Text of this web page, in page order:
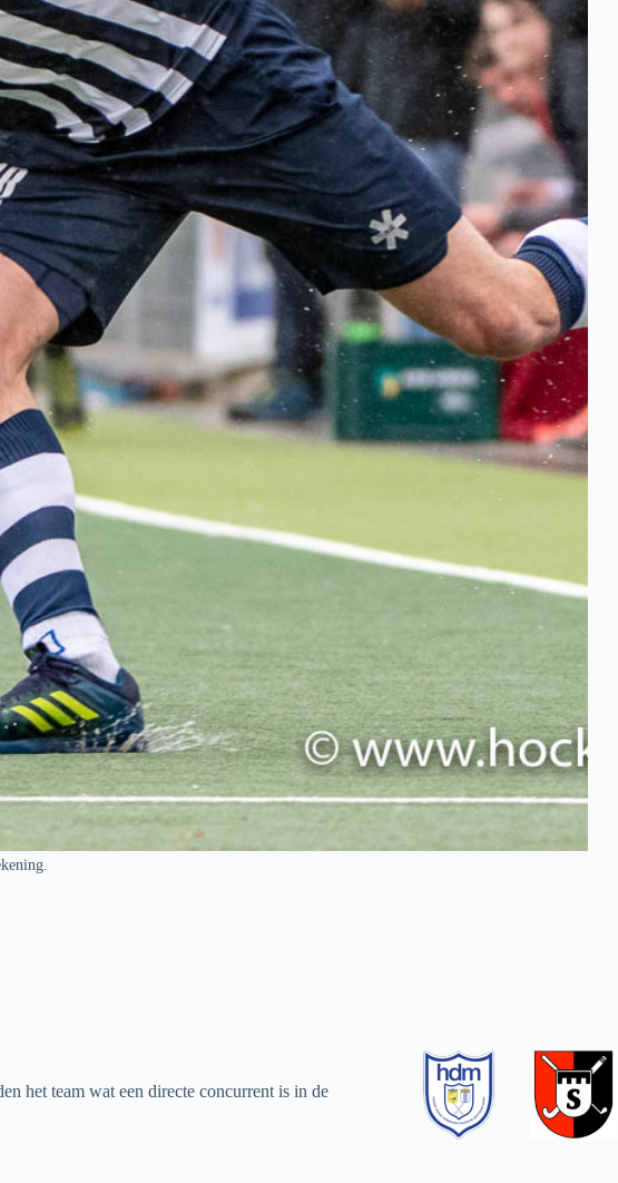
het team wat een directe concurrent is in de